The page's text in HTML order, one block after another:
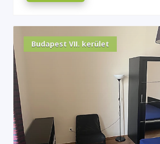
Budapest VII. kerület